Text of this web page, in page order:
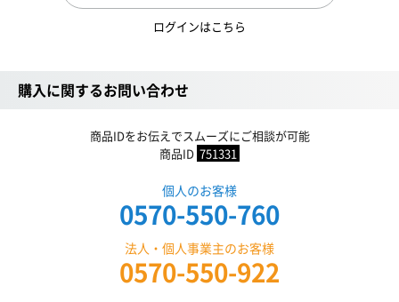
ログインはこちら
購入に関するお問い合わせ
商品IDをお伝えでスムーズにご相談が可能
商品ID 751331
個人のお客様
0570-550-760
法人・個人事業主のお客様
0570-550-922